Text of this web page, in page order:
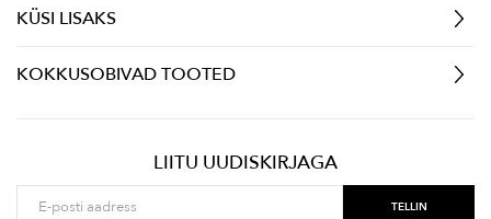
KÜSI LISAKS
KOKKUSOBIVAD TOOTED
LIITU UUDISKIRJAGA